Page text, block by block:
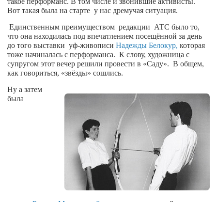
Оптика — Медтехника
Тенториум -центр независимых дистрибьюторов
Кафе, клубы, рестораны
«Винегрет» — демократичный ресторан
«CYCLE GARAGE» — магазин велосипедов
«Книголюб» — супермаркет
Багетный двор
МАГАЗИН СТИХОВ НА ЗАКАЗ
«Павел» — магазин мужской одежды
Вот такая была на старте у нас дремучая ситуация.
Единственным преимуществом редакции АТС было то,
что она находилась под впечатлением посещённой за день
до того выставки уф-живописи Надежды Белокур, которая
тоже начиналась с перформанса. К слову, художница с
супругом этот вечер решили провести в «Саду». В общем,
как говориться, «звёзды» сошлись.
Ну а затем
была